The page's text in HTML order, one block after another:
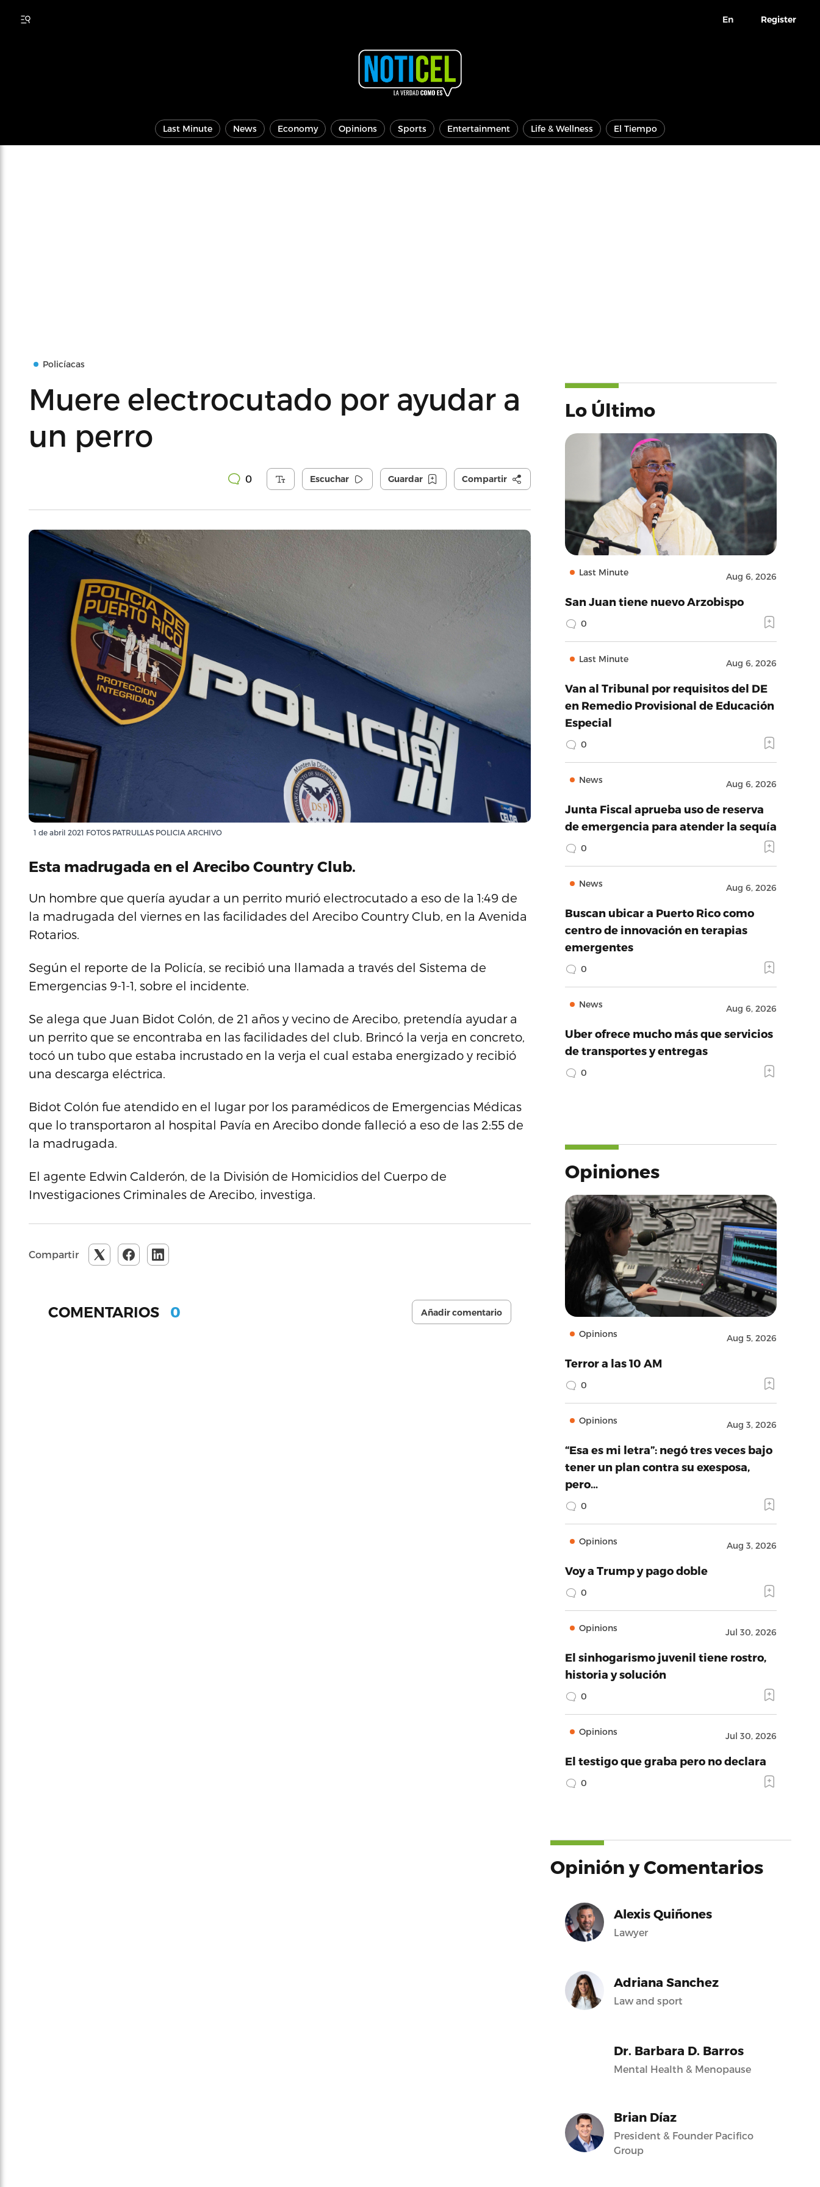
En Register
Last Minute News Economy Opinions Sports Entertainment Life & Wellness El Tiempo
Policíacas
Muere electrocutado por ayudar a
un perro
0 Escuchar Guardar Compartir
1 de abril 2021 FOTOS PATRULLAS POLICIA ARCHIVO
Esta madrugada en el Arecibo Country Club.
Un hombre que quería ayudar a un perrito murió electrocutado a eso de la 1:49 de
la madrugada del viernes en las facilidades del Arecibo Country Club, en la Avenida
Rotarios.
Según el reporte de la Policía, se recibió una llamada a través del Sistema de
Emergencias 9-1-1, sobre el incidente.
Se alega que Juan Bidot Colón, de 21 años y vecino de Arecibo, pretendía ayudar a
un perrito que se encontraba en las facilidades del club. Brincó la verja en concreto,
tocó un tubo que estaba incrustado en la verja el cual estaba energizado y recibió
una descarga eléctrica.
Bidot Colón fue atendido en el lugar por los paramédicos de Emergencias Médicas
que lo transportaron al hospital Pavía en Arecibo donde falleció a eso de las 2:55 de
la madrugada.
El agente Edwin Calderón, de la División de Homicidios del Cuerpo de
Investigaciones Criminales de Arecibo, investiga.
Compartir
COMENTARIOS 0 Añadir comentario
Lo Último
Last Minute Aug 6, 2026
San Juan tiene nuevo Arzobispo
0
Last Minute Aug 6, 2026
Van al Tribunal por requisitos del DE
en Remedio Provisional de Educación
Especial
0
News Aug 6, 2026
Junta Fiscal aprueba uso de reserva
de emergencia para atender la sequía
0
News Aug 6, 2026
Buscan ubicar a Puerto Rico como
centro de innovación en terapias
emergentes
0
News Aug 6, 2026
Uber ofrece mucho más que servicios
de transportes y entregas
0
Opiniones
Opinions Aug 5, 2026
Terror a las 10 AM
0
Opinions Aug 3, 2026
“Esa es mi letra”: negó tres veces bajo
tener un plan contra su exesposa,
pero…
0
Opinions Aug 3, 2026
Voy a Trump y pago doble
0
Opinions Jul 30, 2026
El sinhogarismo juvenil tiene rostro,
historia y solución
0
Opinions Jul 30, 2026
El testigo que graba pero no declara
0
Opinión y Comentarios
Alexis Quiñones
Lawyer
Adriana Sanchez
Law and sport
Dr. Barbara D. Barros
Mental Health & Menopause
Brian Díaz
President & Founder Pacifico
Group